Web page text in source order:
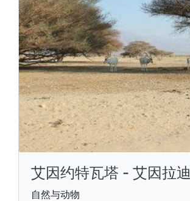
艾因约特瓦塔 - 艾因拉
自然与动物